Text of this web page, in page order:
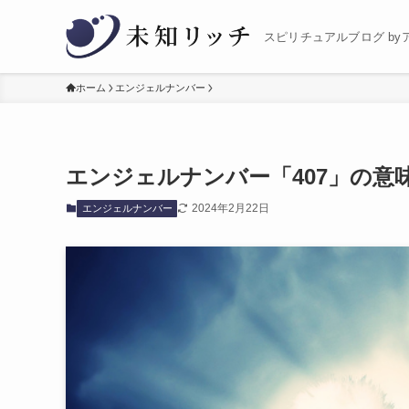
スピリチュアルブログ by
ホーム エンジェルナンバー
エンジェルナンバー「407」の意
エンジェルナンバー 2024年2月22日